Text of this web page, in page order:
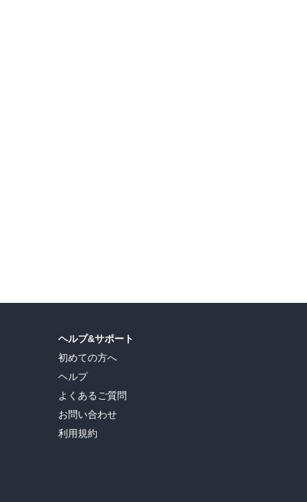
ヘルプ&サポート
初めての方へ
ヘルプ
よくあるご質問
お問い合わせ
利用規約